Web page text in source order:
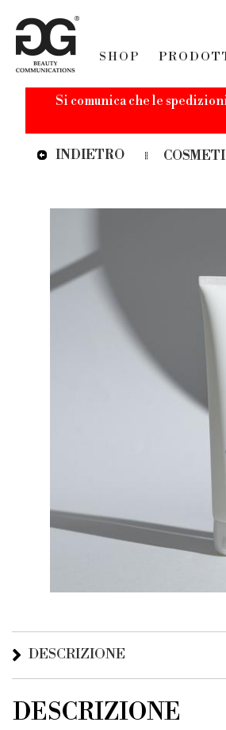
SHOP
Si comunica che le
INDIETRO
DESCRIZIONE
DESCRIZIONE